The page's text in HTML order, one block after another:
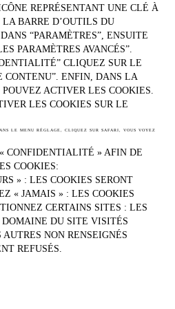
REPRÉSENTANT UNE CLÉ À
BARRE D’OUTILS DU
“PARAMÈTRES”, ENSUITE
PARAMÈTRES AVANCÉS”.
CLIQUEZ SUR LE
CONTENU”. ENFIN, DANS LA
POUVEZ ACTIVER LES COOKIES.
LES COOKIES SUR LE
LE MENU RÉGLAGE, CLIQUEZ SUR SAFARI, VOUS VOYEZ
CONFIDENTIALITÉ » AFIN DE
COOKIES:
» : LES COOKIES SERONT
« JAMAIS » : LES COOKIES
CERTAINS SITES : LES
DU SITE VISITÉS
NON RENSEIGNÉS
REFUSÉS.